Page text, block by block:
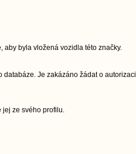
aby byla vložená vozidla této značky.
Je zakázáno žádat o autorizaci
jej ze svého profilu.